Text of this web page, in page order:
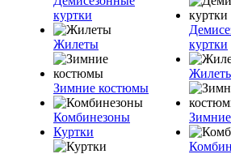
куртки
Жилеты
Зимние костюмы
Комбинезоны
Куртки
куртки